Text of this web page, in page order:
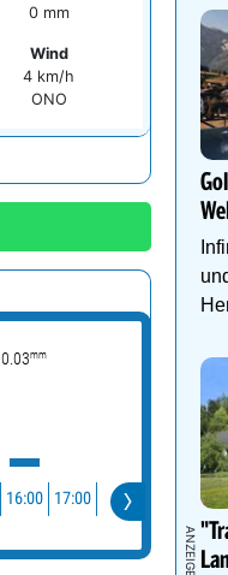
0 mm
Wind
4 km/h
ONO
0.03mm
16:00 17:00